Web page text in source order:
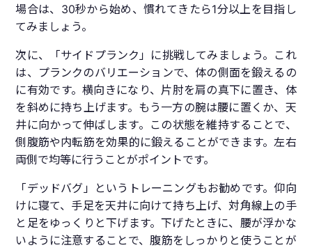
場合は、30秒から始め、慣れてきたら1分以上を目指し
てみましょう。
次に、「サイドプランク」に挑戦してみましょう。これ
は、プランクのバリエーションで、体の側面を鍛えるの
に有効です。横向きになり、片肘を肩の真下に置き、体
を斜めに持ち上げます。もう一方の腕は腰に置くか、天
井に向かって伸ばします。この状態を維持することで、
側腹筋や内転筋を効果的に鍛えることができます。左右
両側で均等に行うことがポイントです。
「デッドバグ」というトレーニングもお勧めです。仰向
けに寝て、手足を天井に向けて持ち上げ、対角線上の手
と足をゆっくりと下げます。下げたときに、腰が浮かな
いように注意することで、腹筋をしっかりと使うことが